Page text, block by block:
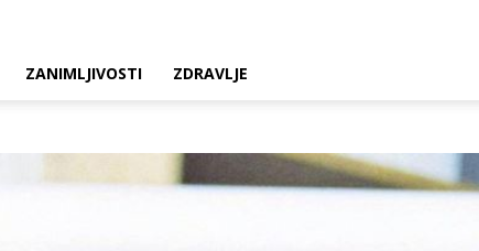
ZANIMLJIVOSTI ZDRAVLJE